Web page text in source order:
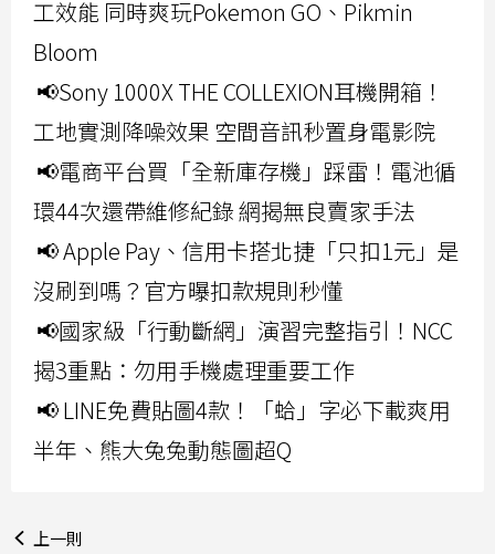
工效能 同時爽玩Pokemon GO、Pikmin
Bloom
📢Sony 1000X THE COLLEXION耳機開箱！
工地實測降噪效果 空間音訊秒置身電影院
📢電商平台買「全新庫存機」踩雷！電池循
環44次還帶維修紀錄 網揭無良賣家手法
📢 Apple Pay、信用卡搭北捷「只扣1元」是
沒刷到嗎？官方曝扣款規則秒懂
📢國家級「行動斷網」演習完整指引！NCC
揭3重點：勿用手機處理重要工作
📢 LINE免費貼圖4款！「蛤」字必下載爽用
半年、熊大兔兔動態圖超Q
上一則